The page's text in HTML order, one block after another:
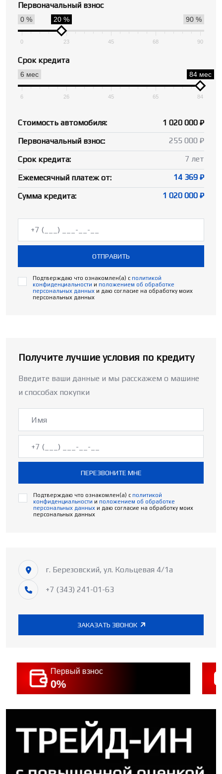
Первоначальный взнос
0 % 90 %
20 %
0 23 45 68 90
Срок кредита
6 мес 84 мес
6 26 45 65 84
Стоимость автомобиля:
1 020 000 ₽
Первоначальный взнос:
255 000 ₽
Срок кредита:
7 лет
Ежемесячный платеж от:
14 369 ₽
Сумма кредита:
1 020 000 ₽
ОТПРАВИТЬ
Подтверждаю что ознакомлен(а) с политикой
конфиденциальности и положением об обработке
персональных данных и даю согласие на обработку моих
персональных данных
Получите лучшие условия по кредиту
Введите ваши данные и мы расскажем о машине
и способах покупки
ПЕРЕЗВОНИТЕ МНЕ
Подтверждаю что ознакомлен(а) с политикой
конфиденциальности и положением об обработке
персональных данных и даю согласие на обработку моих
персональных данных
г. Березовский, ул. Кольцевая 4/1а
+7 (343) 241-01-63
ЗАКАЗАТЬ ЗВОНОК
Первый взнос
0%